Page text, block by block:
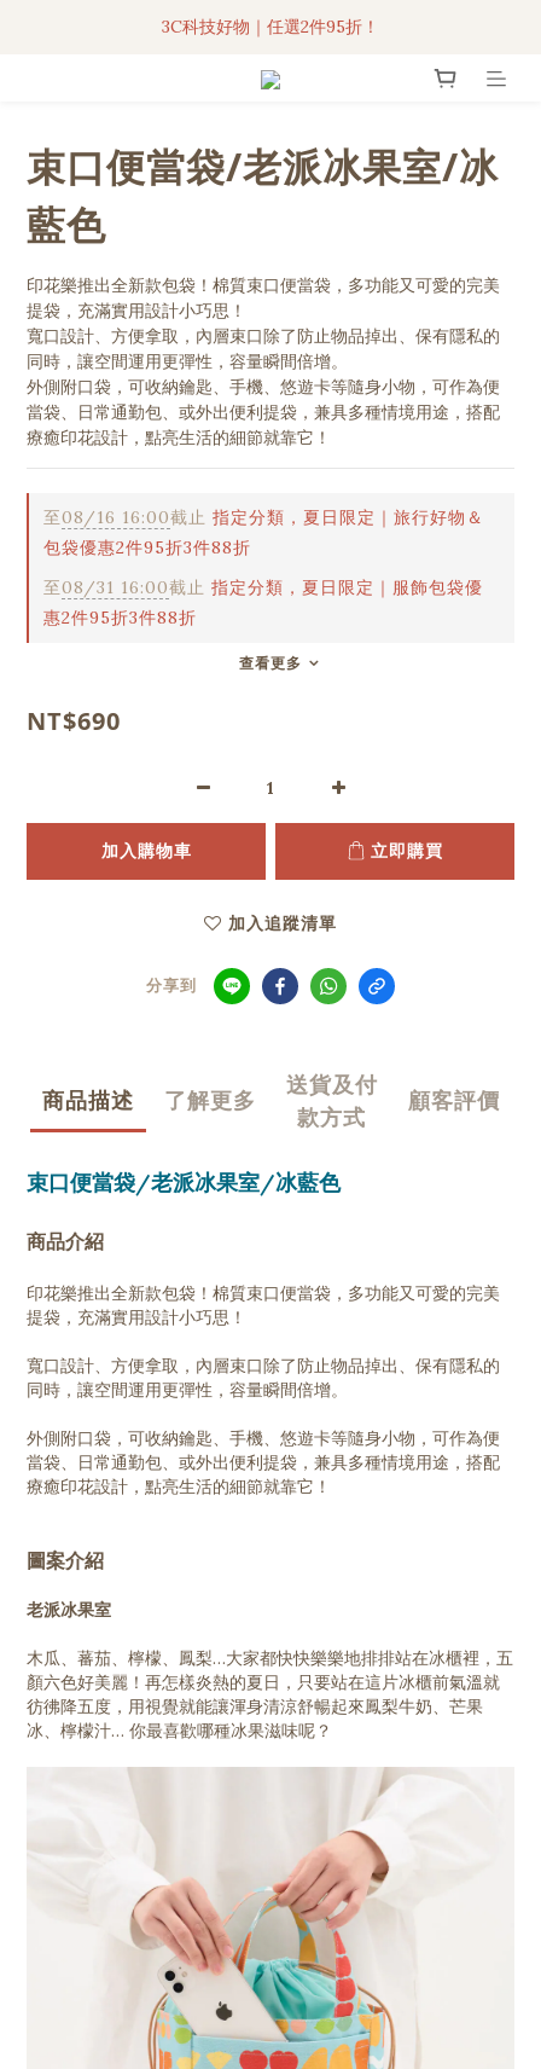
3C科技好物｜任選2件95折！
3C科技好物｜任選2件95折！
聯名iPhone手機殼現貨4折起🔥
3C科技好物｜任選2件95折！
束口便當袋/老派冰果室/冰
藍色
印花樂推出全新款包袋！棉質束口便當袋，多功能又可愛的完美
提袋，充滿實用設計小巧思！
寬口設計、方便拿取，內層束口除了防止物品掉出、保有隱私的
同時，讓空間運用更彈性，容量瞬間倍增。
外側附口袋，可收納鑰匙、手機、悠遊卡等隨身小物，可作為便
當袋、日常通勤包、或外出便利提袋，兼具多種情境用途，搭配
療癒印花設計，點亮生活的細節就靠它！
至08/16 16:00截止 指定分類，夏日限定｜旅行好物＆
包袋優惠2件95折3件88折
至08/31 16:00截止 指定分類，夏日限定｜服飾包袋優
惠2件95折3件88折
查看更多
NT$690
加入購物車 立即購買
加入追蹤清單
分享到
商品描述 了解更多
送貨及付
款方式
顧客評價
束口便當袋/老派冰果室/冰藍色
商品介紹
印花樂推出全新款包袋！棉質束口便當袋，多功能又可愛的完美
提袋，充滿實用設計小巧思！
寬口設計、方便拿取，內層束口除了防止物品掉出、保有隱私的
同時，讓空間運用更彈性，容量瞬間倍增。
外側附口袋，可收納鑰匙、手機、悠遊卡等隨身小物，可作為便
當袋、日常通勤包、或外出便利提袋，兼具多種情境用途，搭配
療癒印花設計，點亮生活的細節就靠它！
圖案介紹
老派冰果室
木瓜、蕃茄、檸檬、鳳梨…大家都快快樂樂地排排站在冰櫃裡，五
顏六色好美麗！再怎樣炎熱的夏日，只要站在這片冰櫃前氣溫就
彷彿降五度，用視覺就能讓渾身清涼舒暢起來鳳梨牛奶、芒果
冰、檸檬汁… 你最喜歡哪種冰果滋味呢？